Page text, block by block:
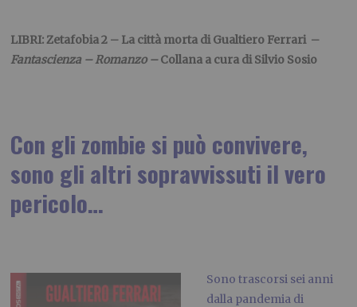
LIBRI: Zetafobia 2 – La città morta di Gualtiero Ferrari –
Fantascienza – Romanzo –Collana a cura di Silvio Sosio
Con gli zombie si può convivere,
sono gli altri sopravvissuti il vero
pericolo…
Sono trascorsi sei anni
dalla pandemia di